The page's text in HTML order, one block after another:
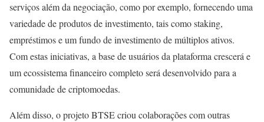
serviços além da negociação, como por exemplo, fornecendo uma
variedade de produtos de investimento, tais como staking,
empréstimos e um fundo de investimento de múltiplos ativos.
Com estas iniciativas, a base de usuários da plataforma crescerá e
um ecossistema financeiro completo será desenvolvido para a
comunidade de criptomoedas.
Além disso, o projeto BTSE criou colaborações com outras